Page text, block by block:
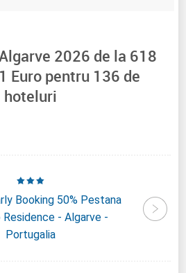
2026 de la 618
Euro pentru 136 de
hoteluri
Booking 50% Pestana
Residence - Algarve -
Portugalia